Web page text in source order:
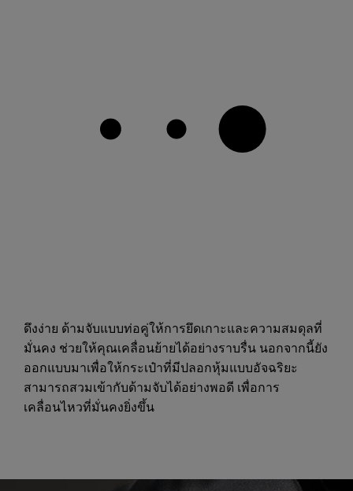
ดึงง่าย ด้ามจับแบบท่อคู่ให้การยึดเกาะและความสมดุลที่
มั่นคง ช่วยให้คุณเคลื่อนย้ายได้อย่างราบรื่น นอกจากนี้ยัง
ออกแบบมาเพื่อให้กระเป๋าที่มีปลอกหุ้มแบบอัจฉริยะ
สามารถสวมเข้ากับด้ามจับได้อย่างพอดี เพื่อการ
เคลื่อนไหวที่มั่นคงยิ่งขึ้น